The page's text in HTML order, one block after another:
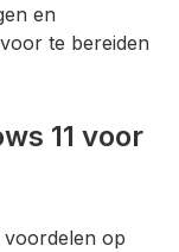
en
te bereiden
11 voor
voordelen op